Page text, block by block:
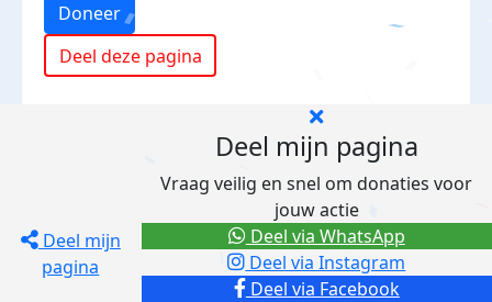
Doneer
Deel deze pagina
Deel mijn
pagina
Deel mijn pagina
Vraag veilig en snel om donaties voor
jouw actie
Deel via Facebook
Deel via Instagram
Deel via WhatsApp